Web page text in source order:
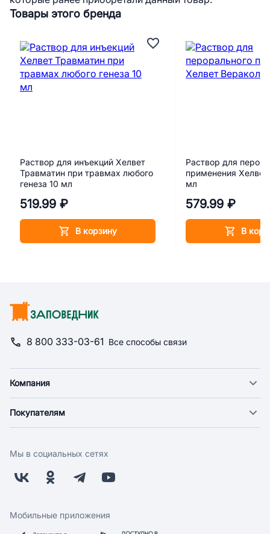
Товары этого бренда
Раствор для инъекций Хелвет
Травматин при травмах любого
генеза 10 мл
519.99 ₽
В корзину
Раствор для
применения
мл
579.99 ₽
В
8 800 333-03-61 Все способы связи
Компания
Новости
Поставщикам
Заводчикам
Обратная связь
Покупателям
Оплата
Бонусная программа
Скидки и акции
Мы в социальных сетях
Мобильные приложения